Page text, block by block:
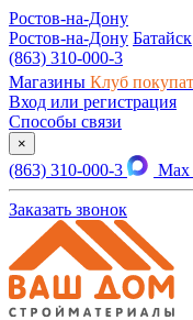
Ростов-на-Дону
Ростов-на-Дону Батайск
(863) 310-000-3
Магазины Клуб
Вход или регистрация
Способы связи
×
(863) 310-000-3 Max
Заказать звонок